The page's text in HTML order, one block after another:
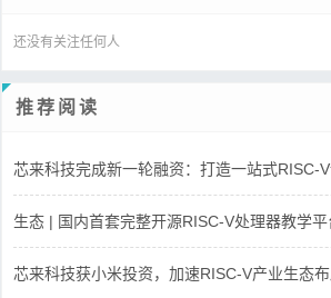
还没有关注任何人
推荐阅读
芯来科技完成新一轮融资：打造一站式RISC-
生态 | 国内首套完整开源RISC-V处理器教学平
芯来科技获小米投资，加速RISC-V产业生态